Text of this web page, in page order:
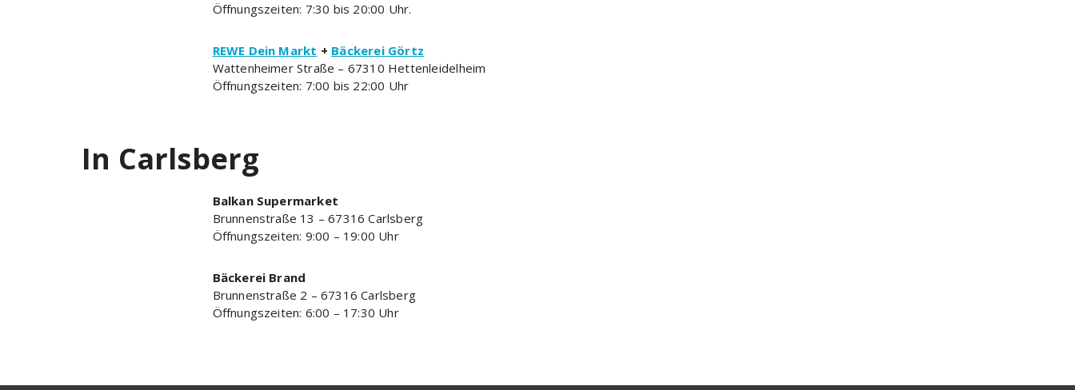
Öffnungszeiten: 7:30 bis 20:00 Uhr.
REWE Dein Markt + Bäckerei Görtz
Wattenheimer Straße – 67310 Hettenleidelheim
Öffnungszeiten: 7:00 bis 22:00 Uhr
In Carlsberg
Balkan Supermarket
Brunnenstraße 13 – 67316 Carlsberg
Öffnungszeiten: 9:00 – 19:00 Uhr
Bäckerei Brand
Brunnenstraße 2 – 67316 Carlsberg
Öffnungszeiten: 6:00 – 17:30 Uhr